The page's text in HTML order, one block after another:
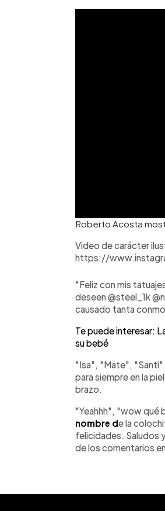
Roberto Acosta
Video de carácter
https://
"Feliz con mis
deseen @steel_1k
causado tanta
Te puede interesar:
su bebé
"Isa", "Mate", "Santi"
para siempre en la
brazo.
"Yeahhh", "wow qué
nombre de la
felicidades. Saludos
de los comentarios